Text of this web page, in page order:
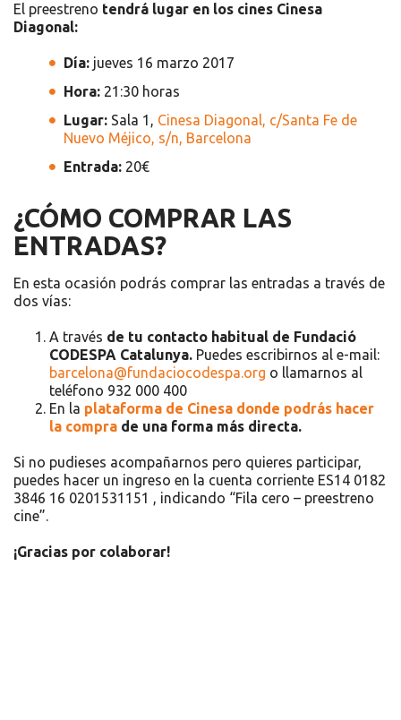
El preestreno tendrá lugar en los cines Cinesa
Diagonal:
Día: jueves 16 marzo 2017
Hora: 21:30 horas
Lugar: Sala 1, Cinesa Diagonal, c/Santa Fe de
Nuevo Méjico, s/n, Barcelona
Entrada: 20€
¿CÓMO COMPRAR LAS
ENTRADAS?
En esta ocasión podrás comprar las entradas a través de
dos vías:
A través de tu contacto habitual de Fundació
CODESPA Catalunya. Puedes escribirnos al e-mail:
barcelona@fundaciocodespa.org o llamarnos al
teléfono 932 000 400
En la plataforma de Cinesa donde podrás hacer
la compra de una forma más directa.
Si no pudieses acompañarnos pero quieres participar,
puedes hacer un ingreso en la cuenta corriente ES14 0182
3846 16 0201531151 , indicando “Fila cero – preestreno
cine”.
¡Gracias por colaborar!